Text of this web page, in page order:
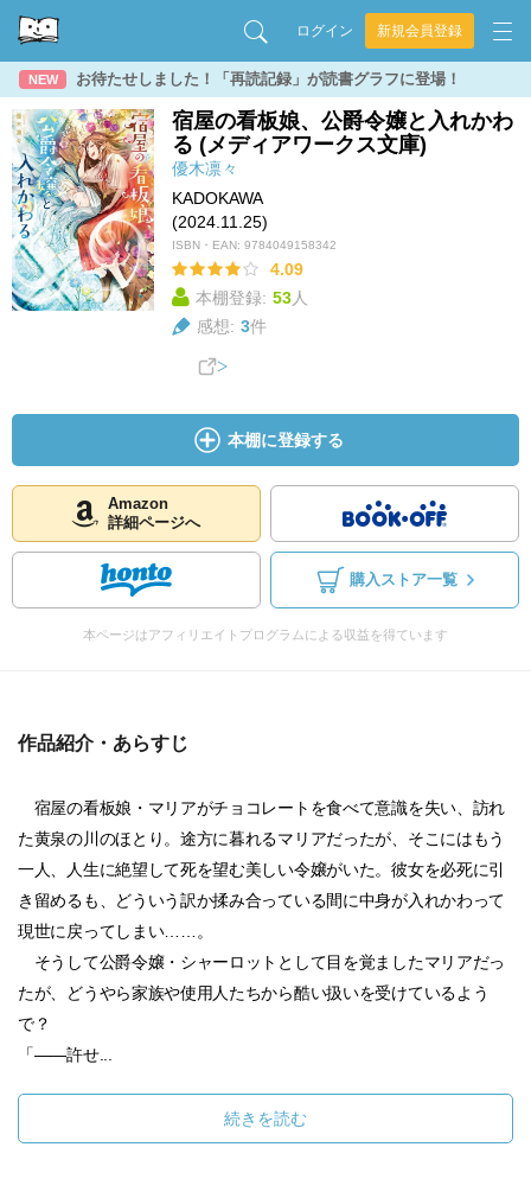
ログイン 新規会員登録
NEW お待たせしました！「再読記録」が読書グラフに登場！
宿屋の看板娘、公爵令嬢と入れかわ
る (メディアワークス文庫)
優木凛々
KADOKAWA
(2024.11.25)
ISBN・EAN: 9784049158342
4.09
本棚登録: 53人
感想: 3件
本棚に登録する
Amazon
詳細ページへ
購入ストア一覧
本ページはアフィリエイトプログラムによる収益を得ています
作品紹介・あらすじ
宿屋の看板娘・マリアがチョコレートを食べて意識を失い、訪れ
た黄泉の川のほとり。途方に暮れるマリアだったが、そこにはもう
一人、人生に絶望して死を望む美しい令嬢がいた。彼女を必死に引
き留めるも、どういう訳か揉み合っている間に中身が入れかわって
現世に戻ってしまい……。
そうして公爵令嬢・シャーロットとして目を覚ましたマリアだっ
たが、どうやら家族や使用人たちから酷い扱いを受けているよう
で？
「――許せ...
続きを読む